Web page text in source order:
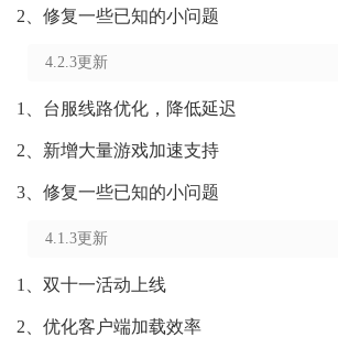
2、修复一些已知的小问题
4.2.3更新
1、台服线路优化，降低延迟
2、新增大量游戏加速支持
3、修复一些已知的小问题
4.1.3更新
1、双十一活动上线
2、优化客户端加载效率